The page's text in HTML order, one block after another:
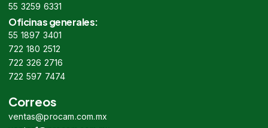
55 3259 6331
Oficinas generales:
55 1897 3401
722 180 2512
722 326 2716
722 597 7474
Correos
ventas@procam.com.mx